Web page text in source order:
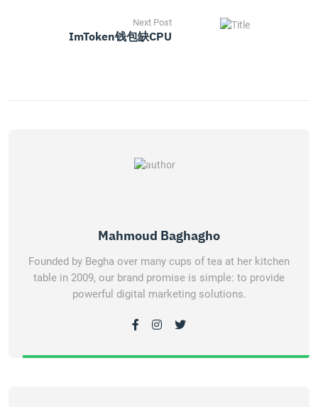
Next Post
ImToken钱包缺CPU
Mahmoud Baghagho
Founded by Begha over many cups of tea at her kitchen
table in 2009, our brand promise is simple: to provide
powerful digital marketing solutions.